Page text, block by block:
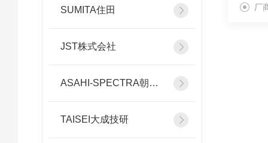
SUMITA住田
JST株式会社
ASAHI-SPECTRA朝日分光
TAISEI大成技研
厂